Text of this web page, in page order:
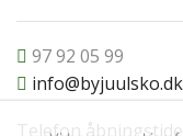
97 92 05 99
info@byjuulsko.dk
Telefon